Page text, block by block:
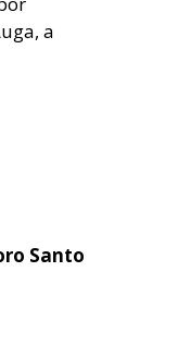
a
Santo